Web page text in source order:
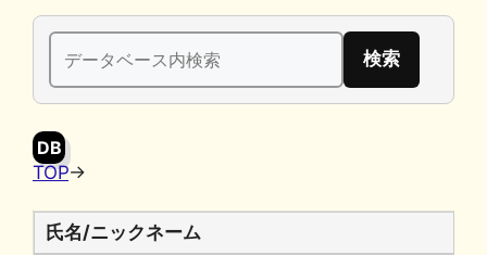
e
b
o
s
k
y
n
a
y
n
l
検
索:
DB
TOP→
氏名/ニックネーム